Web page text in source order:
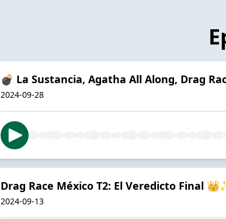
💣 La Sustancia, Agatha All Along, Drag
2024-09-28
Drag Race México T2: El Veredicto Final
2024-09-13